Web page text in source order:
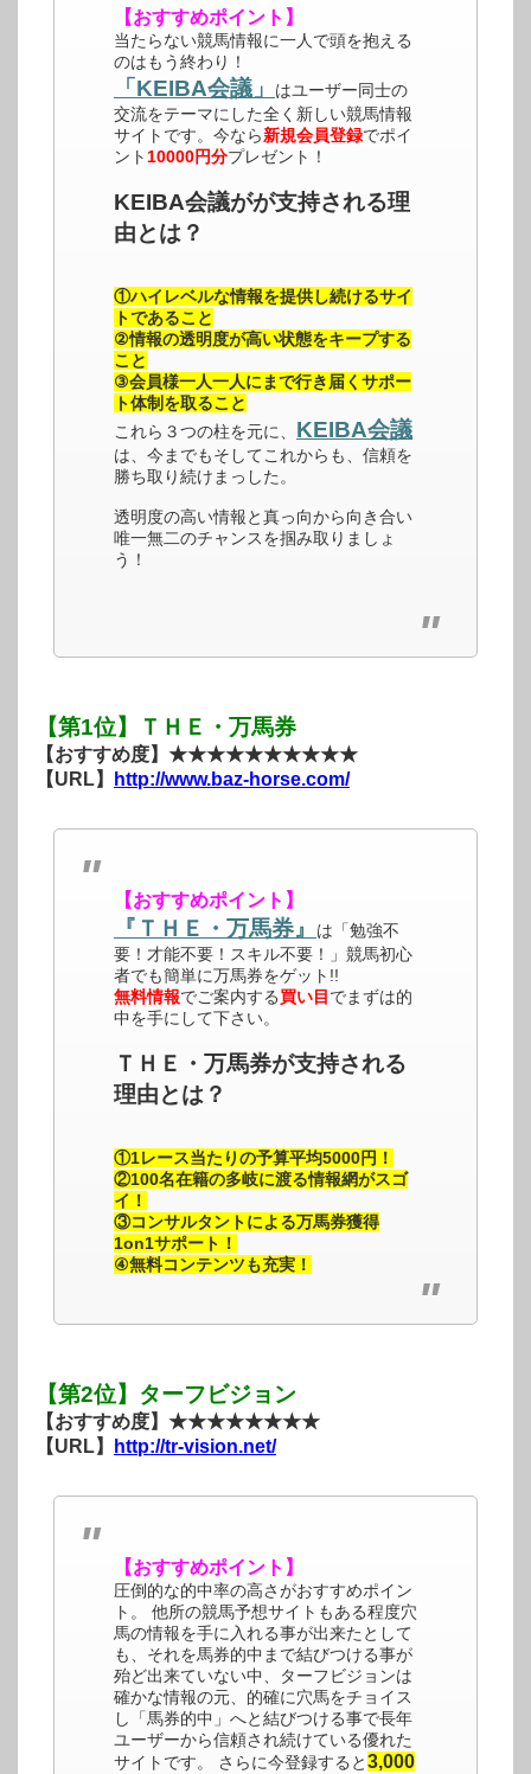
【おすすめポイント】
当たらない競馬情報に一人で頭を抱える
のはもう終わり！
「KEIBA会議」
はユーザー同士の
交流をテーマにした全く新しい競馬情報
サイトです。今なら新規会員登録でポイ
ント10000円分プレゼント！
KEIBA会議がが支持される理
由とは？
①ハイレベルな情報を提供し続けるサイ
トであること
②情報の透明度が高い状態をキープする
こと
③会員様一人一人にまで行き届くサポー
ト体制を取ること
これら３つの柱を元に、 KEIBA会議
は、今までもそしてこれからも、信頼を
勝ち取り続けまっした。
透明度の高い情報と真っ向から向き合い
唯一無二のチャンスを掴み取りましょ
う！
【第1位】ＴＨＥ・万馬券
【おすすめ度】★★★★★★★★★★
【URL】
http://www.baz-horse.com/
【おすすめポイント】
『ＴＨＥ・万馬券』
は「勉強不
要！才能不要！スキル不要！」競馬初心
者でも簡単に万馬券をゲット!!
無料情報でご案内する買い目 でまずは的
中を手にして下さい。
ＴＨＥ・万馬券が支持される
理由とは？
①1レース当たりの予算平均5000円！
②100名在籍の多岐に渡る情報網がスゴ
イ！
③コンサルタントによる万馬券獲得
1on1サポート！
④無料コンテンツも充実！
【第2位】ターフビジョン
【おすすめ度】★★★★★★★★
【URL】
http://tr-vision.net/
【おすすめポイント】
圧倒的な的中率の高さがおすすめポイン
ト。 他所の競馬予想サイトもある程度穴
馬の情報を手に入れる事が出来たとして
も、それを馬券的中まで結びつける事が
殆ど出来ていない中、ターフビジョンは
確かな情報の元、的確に穴馬をチョイス
し「馬券的中」へと結びつける事で長年
ユーザーから信頼され続けている優れた
サイトです。 さらに今登録すると3,000